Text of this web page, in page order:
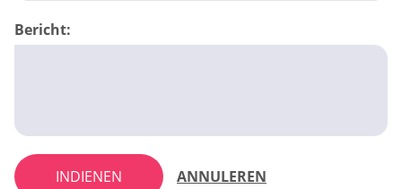
Bericht:
INDIENEN ANNULEREN